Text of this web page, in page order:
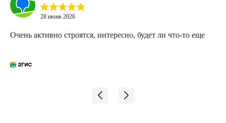
28 июня 2026
Очень активно строятся, интересно, будет ли что-то еще